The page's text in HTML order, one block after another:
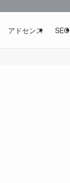
アドセンス SEO